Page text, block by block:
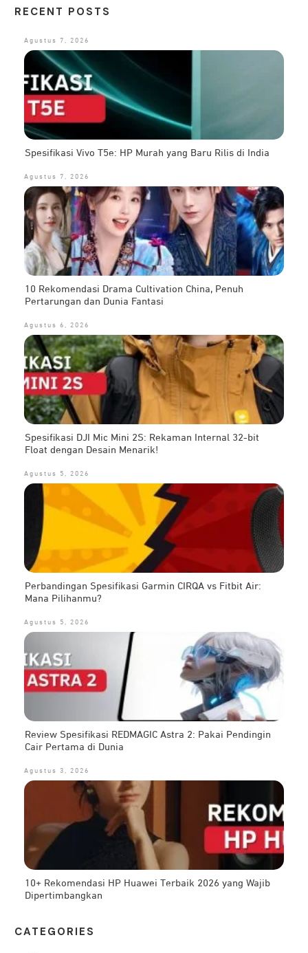
RECENT POSTS
Agustus 7, 2026
Spesifikasi Vivo T5e: HP Murah yang Baru Rilis di India
Agustus 7, 2026
10 Rekomendasi Drama Cultivation China, Penuh
Pertarungan dan Dunia Fantasi
Agustus 6, 2026
Spesifikasi DJI Mic Mini 2S: Rekaman Internal 32-bit
Float dengan Desain Menarik!
Agustus 5, 2026
Perbandingan Spesifikasi Garmin CIRQA vs Fitbit Air:
Mana Pilihanmu?
Agustus 5, 2026
Review Spesifikasi REDMAGIC Astra 2: Pakai Pendingin
Cair Pertama di Dunia
Agustus 3, 2026
10+ Rekomendasi HP Huawei Terbaik 2026 yang Wajib
Dipertimbangkan
CATEG ORIES